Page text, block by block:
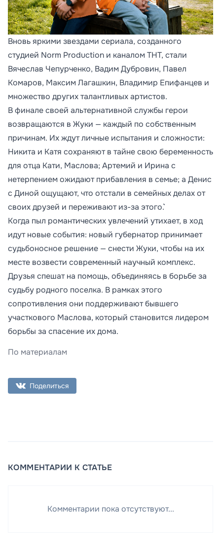
Вновь яркими звездами сериала, созданного
студией Norm Production и каналом ТНТ, стали
Вячеслав Чепурченко, Вадим Дубровин, Павел
Комаров, Максим Лагашкин, Владимир Епифанцев и
множество других талантливых артистов.
В финале своей альтернативной службы герои
возвращаются в Жуки — каждый по собственным
причинам. Их ждут личные испытания и сложности:
Никита и Катя сохраняют в тайне свою беременность
для отца Кати, Маслова; Артемий и Ирина с
нетерпением ожидают прибавления в семье; а Денис
с Диной ощущают, что отстали в семейных делах от
своих друзей и переживают из-за этого.```
Когда пыл романтических увлечений утихает, в ход
идут новые события: новый губернатор принимает
судьбоносное решение — снести Жуки, чтобы на их
месте возвести современный научный комплекс.
Друзья спешат на помощь, объединяясь в борьбе за
судьбу родного поселка. В рамках этого
сопротивления они поддерживают бывшего
участкового Маслова, который становится лидером
борьбы за спасение их дома.
По материалам
Поделиться
КОММЕНТАРИИ К СТАТЬЕ
Комментарии пока отсутствуют...